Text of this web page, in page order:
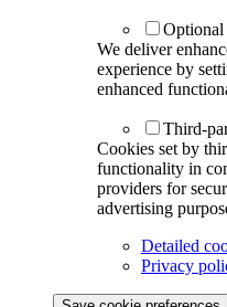
Optional
We deliver
experience by
enhanced
Third-
Cookies set by
functionality in
providers for
advertising
Detailed
Privacy